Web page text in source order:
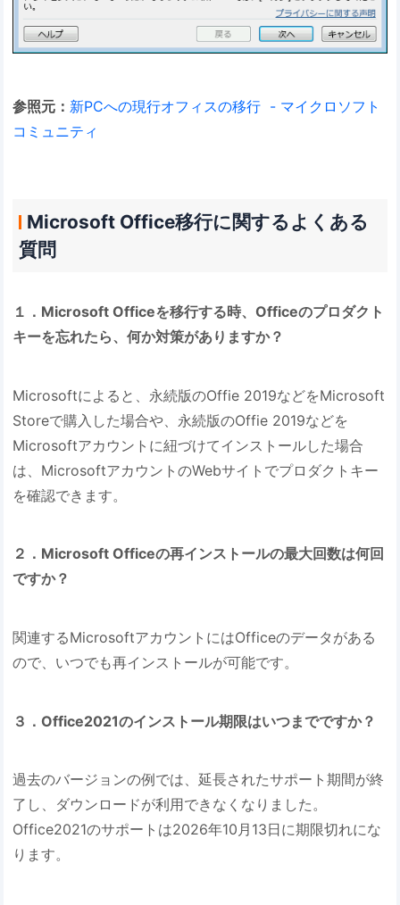
参照元： 新PCへの現行オフィスの移行 - マイクロソフト
コミュニティ
Microsoft Office移行に関するよくある
質問
１．Microsoft Officeを移行する時、Officeのプロダクト
キーを忘れたら、何か対策がありますか？
Microsoftによると、永続版のOffie 2019などをMicrosoft
Storeで購入した場合や、永続版のOffie 2019などを
Microsoftアカウントに紐づけてインストールした場合
は、MicrosoftアカウントのWebサイトでプロダクトキー
を確認できます。
２．Microsoft Officeの再インストールの最大回数は何回
ですか？
関連するMicrosoftアカウントにはOfficeのデータがある
ので、いつでも再インストールが可能です。
３．Office2021のインストール期限はいつまでですか？
過去のバージョンの例では、延長されたサポート期間が終
了し、ダウンロードが利用できなくなりました。
Office2021のサポートは2026年10月13日に期限切れにな
ります。